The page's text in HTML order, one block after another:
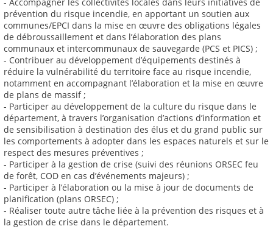
prévention du risque incendie, en apportant un soutien aux
communes/EPCI dans la mise en œuvre des obligations légales
de débroussaillement et dans l’élaboration des plans
communaux et intercommunaux de sauvegarde (PCS et PICS) ;
- Contribuer au développement d’équipements destinés à
réduire la vulnérabilité du territoire face au risque incendie,
notamment en accompagnant l’élaboration et la mise en œuvre
de plans de massif ;
- Participer au développement de la culture du risque dans le
département, à travers l’organisation d’actions d’information et
de sensibilisation à destination des élus et du grand public sur
les comportements à adopter dans les espaces naturels et sur le
respect des mesures préventives ;
- Participer à la gestion de crise (suivi des réunions ORSEC feu
de forêt, COD en cas d’événements majeurs) ;
- Participer à l’élaboration ou la mise à jour de documents de
planification (plans ORSEC) ;
- Réaliser toute autre tâche liée à la prévention des risques et à
la gestion de crise dans le département.